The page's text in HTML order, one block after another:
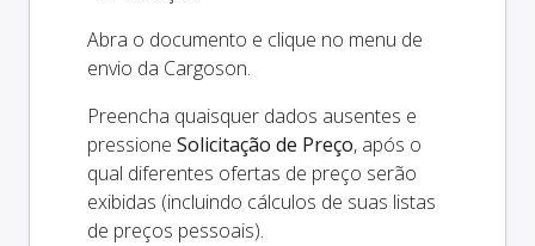
Abra o documento e clique no menu de
envio da Cargoson.
Preencha quaisquer dados ausentes e
pressione Solicitação de Preço, após o
qual diferentes ofertas de preço serão
exibidas (incluindo cálculos de suas listas
de preços pessoais).